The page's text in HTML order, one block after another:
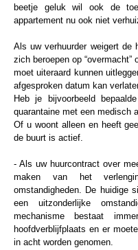
beetje geluk wil ook de
appartement nu ook niet
Als uw verhuurder weigert de
zich beroepen op
moet uiteraard kunnen
afgesproken datum kan
Heb je bijvoorbeeld
quarantaine met een medisch
Of u woont alleen en heeft
de buurt is actief.
- Als uw huurcontract over
maken van het
omstandigheden. De huidige
een uitzonderlijke
mechanisme bestaat
hoofdverblijfplaats en er
in acht worden genomen.